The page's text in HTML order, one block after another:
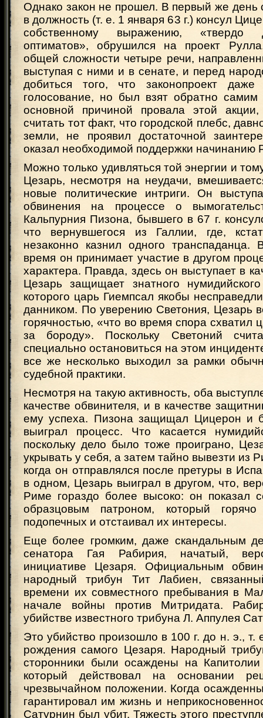
Однако закон не прошел. В первый же день
в должность (т. е. 1 января 63 г.) консул
собственному выражению, «твердо
оптиматов», обрушился на проект
общей сложности четыре речи,
выступая с ними и в сенате, и перед
добиться того, что законопроект
голосование, но был взят обратно
основной причиной провала этой
считать тот факт, что городской плебс,
земли, не проявил достаточной
оказал необходимой поддержки начинанию
Можно только удивляться той энергии и
Цезарь, несмотря на неудачи,
новые политические интриги. Он
обвинения на процессе о
Кальпурния Пизона, бывшего в 67 г.
что вернувшегося из Галлии, где,
незаконно казнил одного
время он принимает участие в другом
характера. Правда, здесь он выступает в
Цезарь защищает знатного
которого царь Гиемпсал якобы
данником. По уверению Светония, Цезарь
горячностью, «что во время спора схватил
за бороду». Поскольку Светоний
специально остановиться на этом
все же несколько выходил за рамки
судебной практики.
Несмотря на такую активность, оба
качестве обвинителя, и в качестве
ему успеха. Пизона защищал Цицерон и
выиграл процесс. Что касается
поскольку дело было тоже проиграно,
укрывать у себя, а затем тайно вывезти из
когда он отправлялся после претуры в
в одном, Цезарь выиграл в другом, что,
Риме гораздо более высоко: он показал
образцовым патроном, который
подопечных и отстаивал их интересы.
Еще более громким, даже скандальным
сенатора Гая Рабирия, начатый,
инициативе Цезаря. Официальным
народный трибун Тит Лабиен,
времени их совместного пребывания в
начале войны против Митридата.
убийстве известного трибуна Л. Аппулея
Это убийство произошло в 100 г. до н. э., т.
рождения самого Цезаря. Народный
сторонники были осаждены на
который действовал на основании
чрезвычайном положении. Когда
гарантировал им жизнь и
Сатурнин был убит. Тяжесть этого